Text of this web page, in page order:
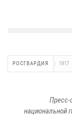
РОСГВАРДИЯ 1917
Пресс-
национальной